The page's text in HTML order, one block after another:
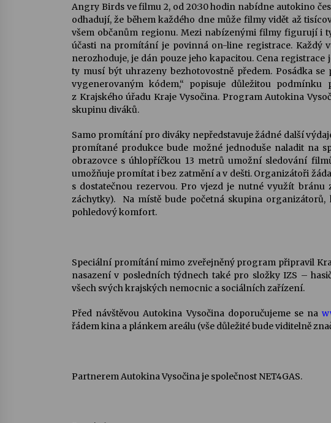
Angry Birds ve filmu 2, od 20:30 hodin nabídne autokino
odhadují, že během každého dne může filmy vidět až
všem občanům regionu. Mezi nabízenými filmy figurují i
účasti na promítání je povinná on-line registrace. Každý
nerozhoduje, je dán pouze jeho kapacitou. Cena
ty musí být uhrazeny bezhotovostně předem. Posádka
vygenerovaným kódem,“ popisuje důležitou podmínku
z Krajského úřadu Kraje Vysočina. Program Autokina
skupinu diváků.
Samo promítání pro diváky nepředstavuje žádné další
promítané produkce bude možné jednoduše naladit na
obrazovce s úhlopříčkou 13 metrů umožní sledování
umožňuje promítat i bez zatmění a v dešti. Organizátoři
s dostatečnou rezervou. Pro vjezd je nutné využít bránu
záchytky). Na místě bude početná skupina
pohledový komfort.
Speciální promítání mimo zveřejněný program připravil
nasazení v posledních týdnech také pro složky IZS –
všech svých krajských nemocnic a sociálních zařízení.
Před návštěvou Autokina Vysočina doporučujeme se na
řádem kina a plánkem areálu (vše důležité bude viditelně
Partnerem Autokina Vysočina je společnost NET4GAS.